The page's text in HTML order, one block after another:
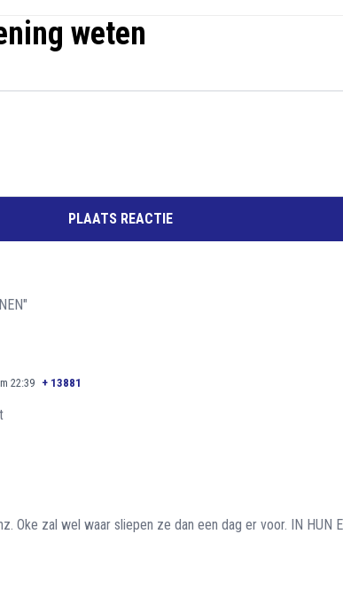
weten
PLAATS REACTIE
22:39 + 13881
Oke zal wel waar sliepen ze dan een dag er voor. IN HUN